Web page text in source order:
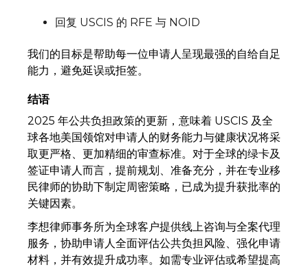
回复 USCIS 的 RFE 与 NOID
我们的目标是帮助每一位申请人呈现最强的自给自足
能力，避免延误或拒签。
结语
2025 年公共负担政策的更新，意味着 USCIS 及全
球各地美国领馆对申请人的财务能力与健康状况将采
取更严格、更加精细的审查标准。对于全球的绿卡及
签证申请人而言，提前规划、准备充分，并在专业移
民律师的协助下制定周密策略，已成为提升获批率的
关键因素。
李想律师事务所为全球客户提供线上咨询与全案代理
服务，协助申请人全面评估公共负担风险、强化申请
材料，并有效提升成功率。如需专业评估或希望提高